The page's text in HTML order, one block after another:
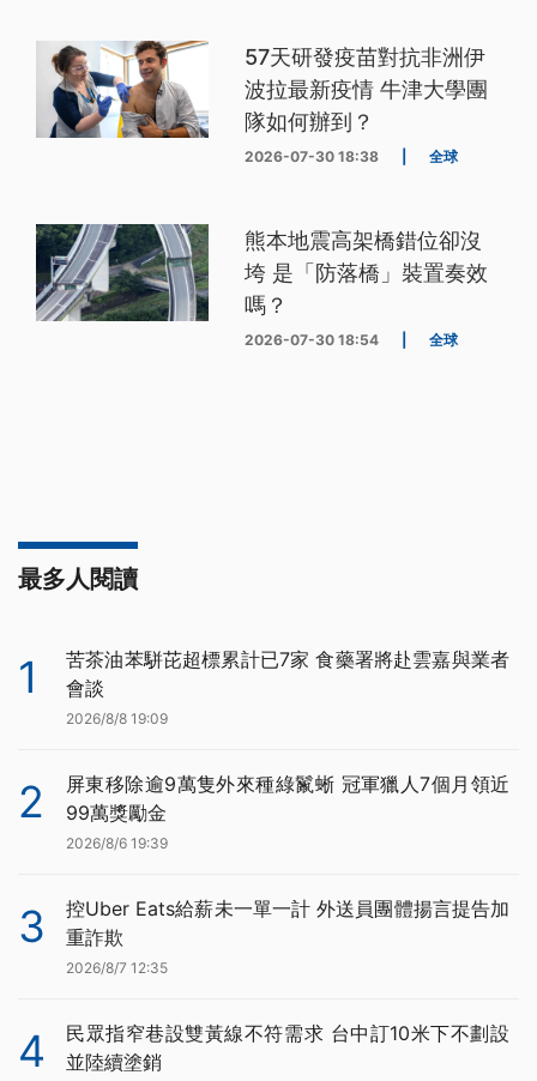
57天研發疫苗對抗非洲伊
波拉最新疫情 牛津大學團
隊如何辦到？
2026-07-30 18:38 全球
熊本地震高架橋錯位卻沒
垮 是「防落橋」裝置奏效
嗎？
2026-07-30 18:54 全球
最多人閱讀
1
苦茶油苯駢芘超標累計已7家 食藥署將赴雲嘉與業者
會談
2026/8/8 19:09
2
屏東移除逾9萬隻外來種綠鬣蜥 冠軍獵人7個月領近
99萬獎勵金
2026/8/6 19:39
3
控Uber Eats給薪未一單一計 外送員團體揚言提告加
重詐欺
2026/8/7 12:35
4
民眾指窄巷設雙黃線不符需求 台中訂10米下不劃設
並陸續塗銷